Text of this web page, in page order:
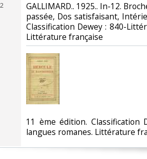
‎GALLIMARD.. 1925.. In-12.
passée, Dos satisfaisant,
Classification Dewey : 840-
Littérature française‎
‎11 ème édition. Classification
langues romanes. Littérature